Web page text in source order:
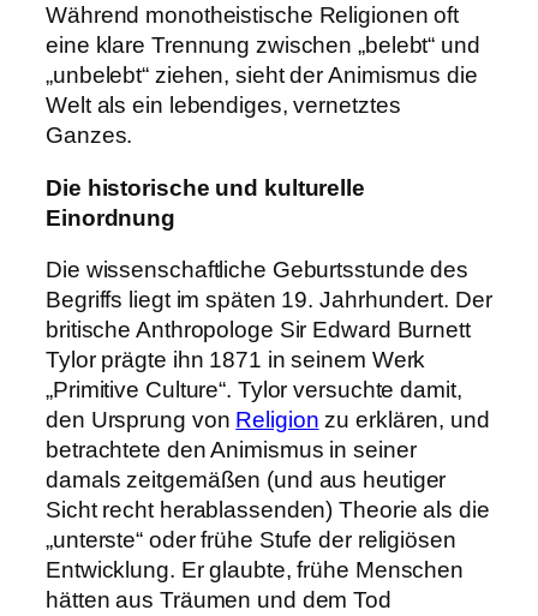
Während monotheistische Religionen oft
eine klare Trennung zwischen „belebt“ und
„unbelebt“ ziehen, sieht der Animismus die
Welt als ein lebendiges, vernetztes
Ganzes.
Die historische und kulturelle
Einordnung
Die wissenschaftliche Geburtsstunde des
Begriffs liegt im späten 19. Jahrhundert. Der
britische Anthropologe Sir Edward Burnett
Tylor prägte ihn 1871 in seinem Werk
„Primitive Culture“. Tylor versuchte damit,
den Ursprung von Religion zu erklären, und
betrachtete den Animismus in seiner
damals zeitgemäßen (und aus heutiger
Sicht recht herablassenden) Theorie als die
„unterste“ oder frühe Stufe der religiösen
Entwicklung. Er glaubte, frühe Menschen
hätten aus Träumen und dem Tod